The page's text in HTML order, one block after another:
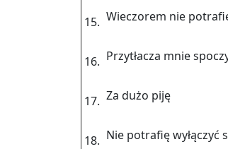
15. Wie­czo­rem nie
16. Przy­tła­cza mnie
17. Za dużo piję
18. Nie po­tra­fię wy­łą­czyć